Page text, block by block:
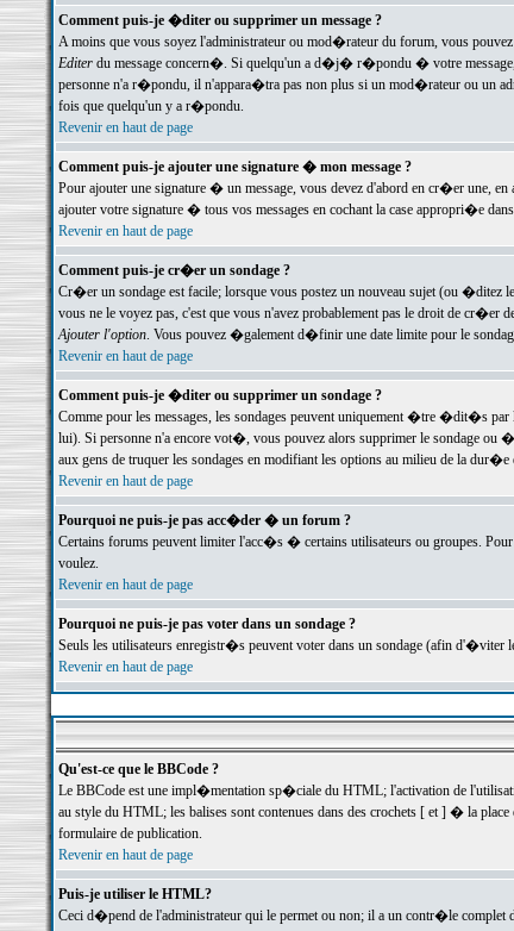
Comment puis-je �diter ou supprimer un message ?
A moins que vous soyez l'administrateur ou mod�rateur du forum, vous
Editerdu message concern�. Si quelqu'un a d�j� r�pondu � votre message,
personne n'a r�pondu, il n'appara�tra pas non plus si un mod�rateur ou un
fois que quelqu'un y a r�pondu.
Revenir en haut de page
Comment puis-je ajouter une signature � mon message ?
Pour ajouter une signature � un message, vous devez d'abord en cr�er une,
ajouter votre signature � tous vos messages en cochant la case appropri�e
Revenir en haut de page
Comment puis-je cr�er un sondage ?
Cr�er un sondage est facile; lorsque vous postez un nouveau sujet (ou �ditez
vous ne le voyez pas, c'est que vous n'avez probablement pas le droit de
Ajouter l'option. Vous pouvez �galement d�finir une date limite pour le
Revenir en haut de page
Comment puis-je �diter ou supprimer un sondage ?
Comme pour les messages, les sondages peuvent uniquement �tre �dit�s
lui). Si personne n'a encore vot�, vous pouvez alors supprimer le sondage
aux gens de truquer les sondages en modifiant les options au milieu de la dur�e
Revenir en haut de page
Pourquoi ne puis-je pas acc�der � un forum ?
Certains forums peuvent limiter l'acc�s � certains utilisateurs ou groupes.
voulez.
Revenir en haut de page
Pourquoi ne puis-je pas voter dans un sondage ?
Seuls les utilisateurs enregistr�s peuvent voter dans un sondage (afin
Revenir en haut de page
Qu'est-ce que le BBCode ?
Le BBCode est une impl�mentation sp�ciale du HTML; l'activation de
au style du HTML; les balises sont contenues dans des crochets [ et ] � la
formulaire de publication.
Revenir en haut de page
Puis-je utiliser le HTML?
Ceci d�pend de l'administrateur qui le permet ou non; il a un contr�le complet